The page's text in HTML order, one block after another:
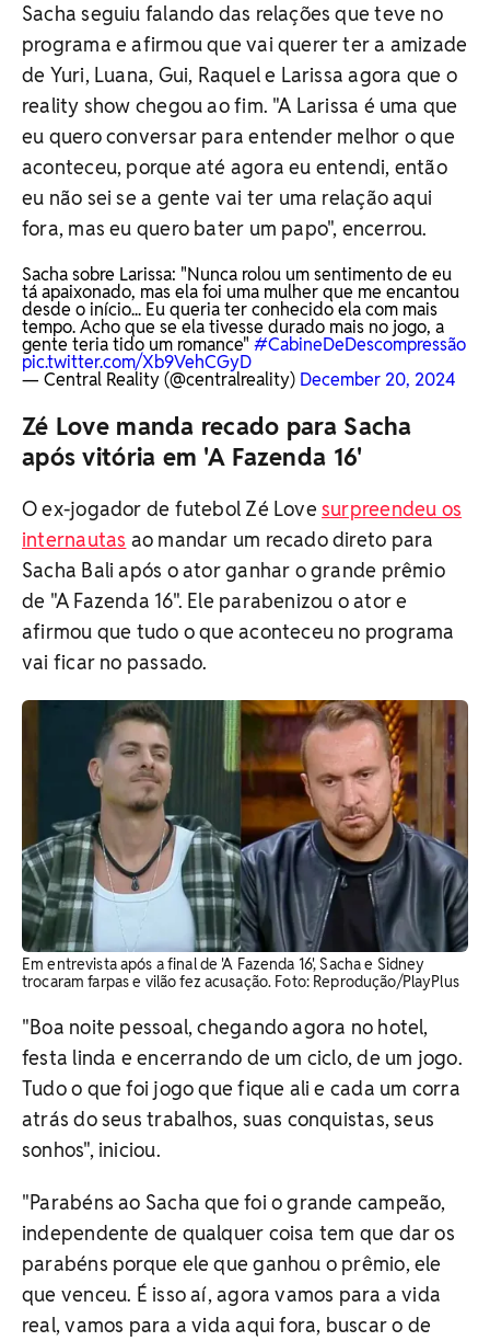
Sacha seguiu falando das relações que teve no
programa e afirmou que vai querer ter a amizade
de Yuri, Luana, Gui, Raquel e Larissa agora que o
reality show chegou ao fim. "A Larissa é uma que
eu quero conversar para entender melhor o que
aconteceu, porque até agora eu entendi, então
eu não sei se a gente vai ter uma relação aqui
fora, mas eu quero bater um papo", encerrou.
Sacha sobre Larissa: "Nunca rolou um sentimento de eu
tá apaixonado, mas ela foi uma mulher que me encantou
desde o início... Eu queria ter conhecido ela com mais
tempo. Acho que se ela tivesse durado mais no jogo, a
gente teria tido um romance" #CabineDeDescompressão
pic.twitter.com/Xb9VehCGyD
— Central Reality (@centralreality) December 20, 2024
Zé Love manda recado para Sacha
após vitória em 'A Fazenda 16'
O ex-jogador de futebol Zé Lovesurpreendeu os
internautas ao mandar um recado direto para
Sacha Bali após o ator ganhar o grande prêmio
de "A Fazenda 16". Ele parabenizou o ator e
afirmou que tudo o que aconteceu no programa
vai ficar no passado.
Em entrevista após a final de 'A Fazenda 16', Sacha e Sidney
trocaram farpas e vilão fez acusação. ​Foto: Reprodução/PlayPlus
"Boa noite pessoal, chegando agora no hotel,
festa linda e encerrando de um ciclo, de um jogo.
Tudo o que foi jogo que fique ali e cada um corra
atrás do seus trabalhos, suas conquistas, seus
sonhos", iniciou.
"Parabéns ao Sacha que foi o grande campeão,
independente de qualquer coisa tem que dar os
parabéns porque ele que ganhou o prêmio, ele
que venceu. É isso aí, agora vamos para a vida
real, vamos para a vida aqui fora, buscar o de